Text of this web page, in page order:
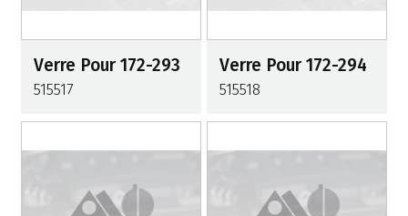
Verre Pour 172-293
515517
Verre Pour 172-294
515518